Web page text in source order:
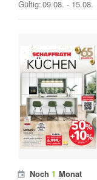
Gültig:09.08. - 15.08.
Noch 1 Monat